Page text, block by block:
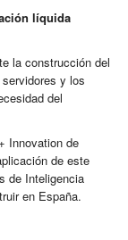
líquida
la construcción del
y los
del
Innovation de
de este
de Inteligencia
en España.